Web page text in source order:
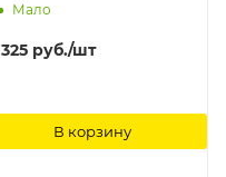
Мало
325 руб./шт
В корзину